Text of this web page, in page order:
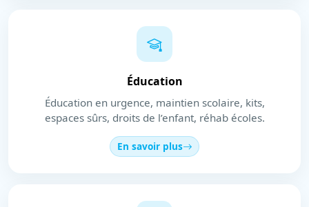
Éducation
Éducation en urgence, maintien scolaire, kits,
espaces sûrs, droits de l’enfant, réhab écoles.
En savoir plus